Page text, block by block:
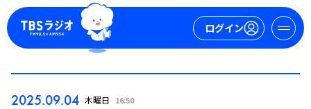
ログイン
2025.09.04 木曜日 16:50